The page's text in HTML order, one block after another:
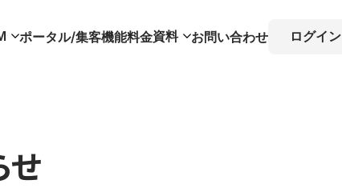
ポータル/集客機能料金資料 お問い合わせ ログイン
せ